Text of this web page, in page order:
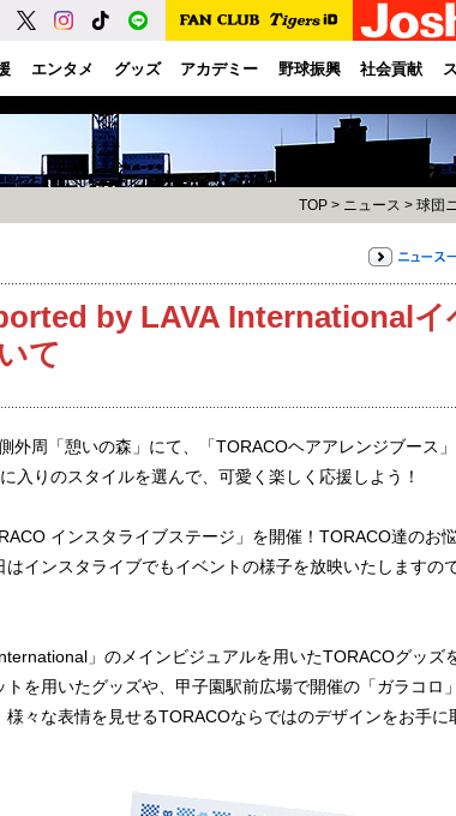
エンタメ グッズ アカデミー 野球振興 社会貢献
TOP > ニュース > 球団
by LAVA Internationalイ
て
周「憩いの森」にて、「TORACOヘアアレンジブース
入りのスタイルを選んで、可愛く楽しく応援しよう！
インスタライブステージ」を開催！TORACO達のお
インスタライブでもイベントの様子を放映いたしますので
」のメインビジュアルを用いたTORACOグッズ
を用いたグッズや、甲子園駅前広場で開催の「ガラコロ
々な表情を見せるTORACOならではのデザインをお手に